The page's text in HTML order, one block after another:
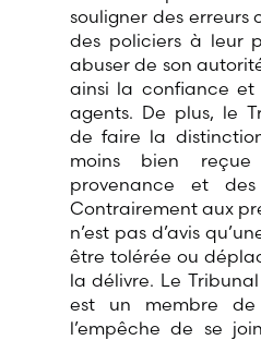
souligner des erreurs
des policiers à leur
abuser de son
ainsi la confiance
agents. De plus, le
de faire la
moins bien
provenance et
Contrairement aux
n’est pas d’avis
être tolérée ou
la délivre. Le
est un membre
l’empêche de se